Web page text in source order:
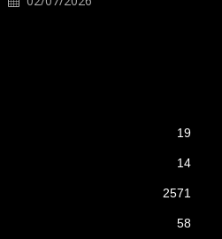
19
14
2571
58